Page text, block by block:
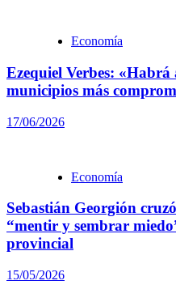
Economía
Ezequiel Verbes:
municipios más
17/06/2026
Economía
Sebastián Georgión
“mentir y sembrar
provincial
15/05/2026